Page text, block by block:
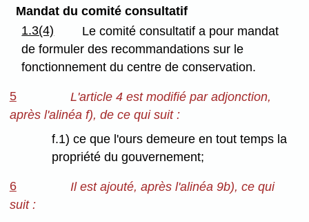
Mandat du comité consultatif
1.3(4)
Le comité consultatif a pour mandat
de formuler des recommandations sur le
fonctionnement du centre de conservation.
5
L'article 4 est modifié par adjonction,
après l'alinéa f), de ce qui suit :
f.1) ce que l'ours demeure en tout temps la
propriété du gouvernement;
6
Il est ajouté, après l'alinéa 9b), ce qui
suit :